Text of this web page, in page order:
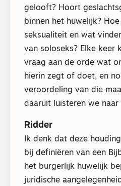
gelooft? Hoort
binnen het huwelijk?
seksualiteit en wat
van soloseks? Elke keer
vraag aan de orde wat
hierin zegt of doet, en
veroordeling van die
daaruit luisteren we
Ridder
Ik denk dat deze
bij definiëren van een
het burgerlijk huwelijk
juridische